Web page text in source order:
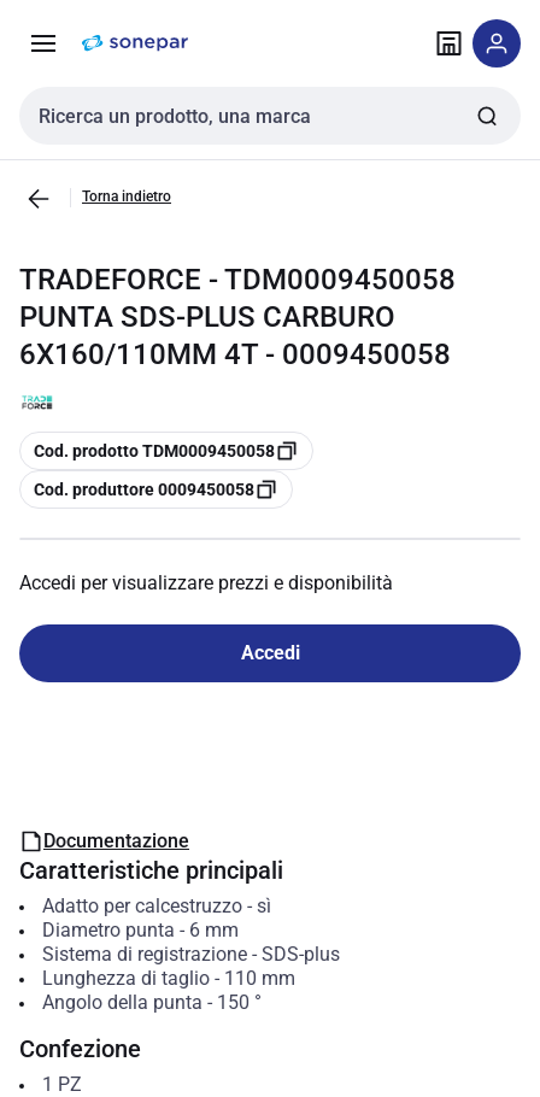
navigazione alla
Cerca input
Torna indietro
TRADEFORCE - TDM0009450058
PUNTA SDS-PLUS CARBURO
6X160/110MM 4T - 0009450058
copia
Cod. prodotto TDM0009450058
copia
Cod. produttore 0009450058
Accedi per visualizzare prezzi e disponibilità
Accedi
Documentazione
Caratteristiche principali
Adatto per calcestruzzo- sì
Diametro punta - 6 mm
Sistema di registrazione- SDS-plus
Lunghezza di taglio- 110 mm
Angolo della punta - 150 °
Confezione
1 PZ